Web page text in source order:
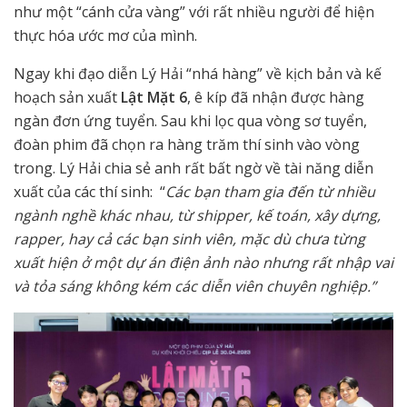
như một “cánh cửa vàng” với rất nhiều người để hiện
thực hóa ước mơ của mình.
Ngay khi đạo diễn Lý Hải “nhá hàng” về kịch bản và kế
hoạch sản xuất Lật Mặt 6, ê kíp đã nhận được hàng
ngàn đơn ứng tuyển. Sau khi lọc qua vòng sơ tuyển,
đoàn phim đã chọn ra hàng trăm thí sinh vào vòng
trong. Lý Hải chia sẻ anh rất bất ngờ về tài năng diễn
xuất của các thí sinh: “Các bạn tham gia đến từ nhiều
ngành nghề khác nhau, từ shipper, kế toán, xây dựng,
rapper, hay cả các bạn sinh viên, mặc dù chưa từng
xuất hiện ở một dự án điện ảnh nào nhưng rất nhập vai
và tỏa sáng không kém các diễn viên chuyên nghiệp.”